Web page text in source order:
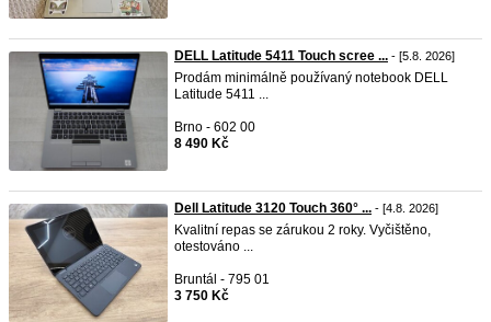
DELL Latitude 5411 Touch scree ... - [5.8. 2026]
Prodám minimálně používaný notebook DELL
Latitude 5411 ...
Brno - 602 00
8 490 Kč
Dell Latitude 3120 Touch 360° ... - [4.8. 2026]
Kvalitní repas se zárukou 2 roky. Vyčištěno,
otestováno ...
Bruntál - 795 01
3 750 Kč